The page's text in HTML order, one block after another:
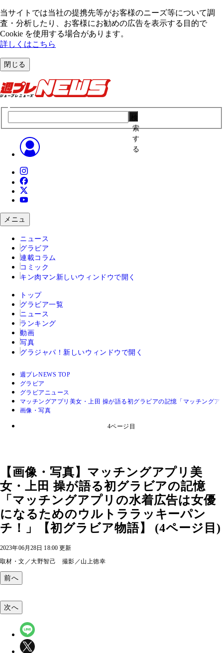
当サイトでは当社の提携先等がお客様のニーズ等について調
査・分析したり、お客様にお勧めの広告を表⽰する⽬的で
Cookie を使⽤する場合があります。
詳しくはこちら
閉じる
索
す
る
メニュ
ニュース
グラビア
連載コラム
コミック
キン肉マン 新しいウィンドウで開く
トップ
グラビア一覧
ニュース
ランキング
動画
写真
グラジャパ！ 新しいウィンドウで開く
週プレNEWS TOP
グラビア
グラビアニュース
マッチングアプリ美女・上田 操が語る初グラビアの記憶「マッチング
画像・写真
4ページ目
【画像・写真】マッチングアプリ美
女・上田 操が語る初グラビアの記憶
「マッチングアプリの水着広告は女優
になるためのウルトララッキーパン
チ！」【初グラビア物語】 (4ページ目)
2023年06月28日 18:00 更新
取材・文／大野智己 撮影／山上徳幸
前へ
次へ